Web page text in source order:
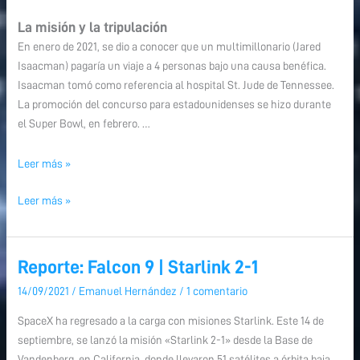
La misión y la tripulación
En enero de 2021, se dio a conocer que un multimillonario (Jared
Isaacman) pagaría un viaje a 4 personas bajo una causa benéfica.
Isaacman tomó como referencia al hospital St. Jude de Tennessee.
La promoción del concurso para estadounidenses se hizo durante
el Super Bowl, en febrero. …
Leer más »
Leer más »
Reporte: Falcon 9 | Starlink 2-1
14/09/2021 / Emanuel Hernández /1 comentario
SpaceX ha regresado a la carga con misiones Starlink. Este 14 de
septiembre, se lanzó la misión «Starlink 2-1» desde la Base de
Reporte:
|
Starlink
Reporte:
|
Starlink